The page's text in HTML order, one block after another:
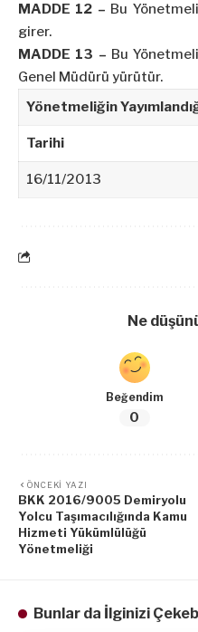
MADDE 12 – Bu
girer.
MADDE 13 – Bu
Genel Müdürü yürütür.
Yönetmeliğin
Tarihi
16/11/2013
Ne
Beğendim
0
ÖNCEKI YAZI
BKK 2016/9005 Demiryolu
Yolcu Taşımacılığında Kamu
Hizmeti Yükümlülüğü
Yönetmeliği
Bunlar da İlginizi